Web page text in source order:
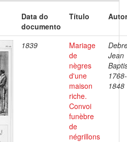
Data do
documento
Título
1839
Mariage
de
nègres
d'une
maison
riche.
Convoi
funèbre
de
négrillons
Jean
1768-
1848